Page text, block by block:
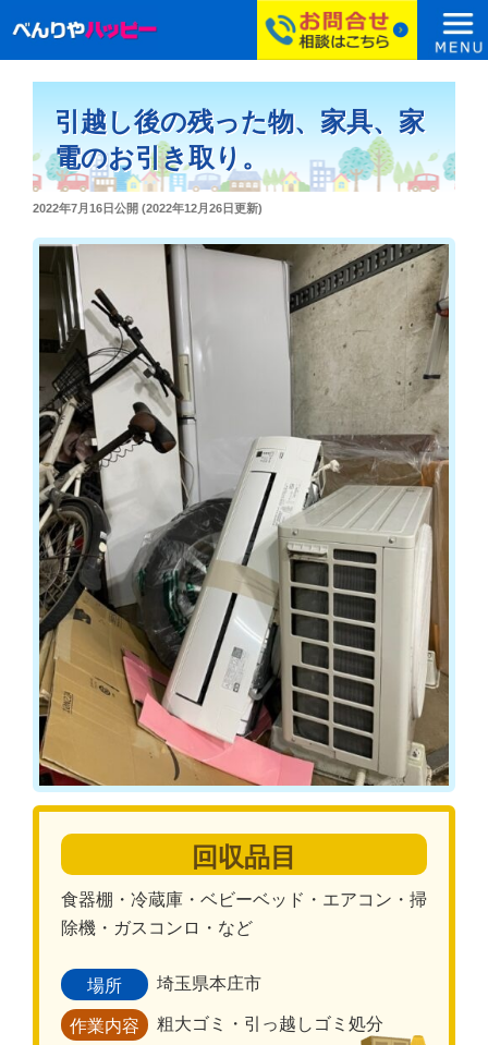
引越し後の残った物、家具、家
電のお引き取り。
投
日:
2022年7月16日公開 (2022年12月26日更新)
回収品目
食器棚・冷蔵庫・ベビーベッド・エアコン・掃
除機・ガスコンロ・など
場所 埼玉県本庄市
作業内容 粗大ゴミ・引っ越しゴミ処分